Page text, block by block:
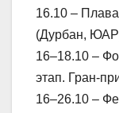
16.10 –
(Дурбан,
16–18.10 –
этап. Гран-
16–26.10 –